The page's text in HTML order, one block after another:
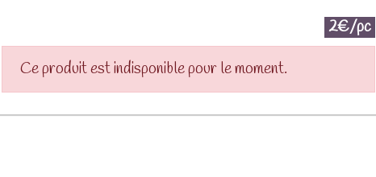
2€/pc
Ce produit est indisponible pour le moment.